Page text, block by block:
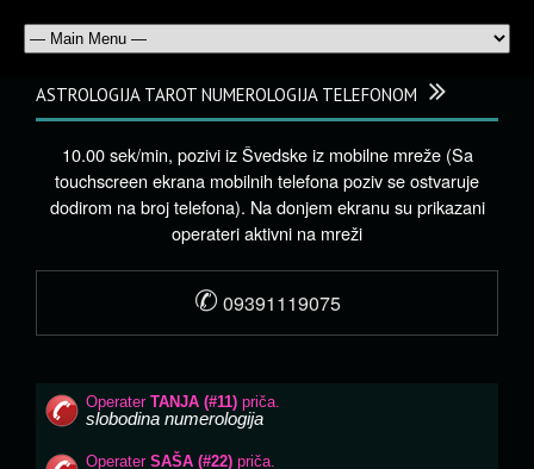
ASTROLOGIJA TAROT NUMEROLOGIJA TELEFONOM
10.00 sek/min, pozivi iz Švedske iz mobilne mreže (Sa
touchscreen ekrana mobilnih telefona poziv se ostvaruje
dodirom na broj telefona). Na donjem ekranu su prikazani
operateri aktivni na mreži
✆ 09391119075